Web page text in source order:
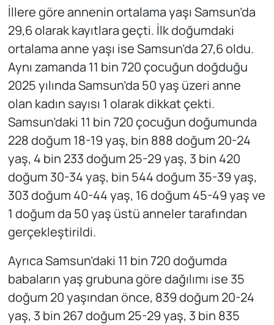
İllere göre annenin ortalama yaşı Samsun’da
29,6 olarak kayıtlara geçti. İlk doğumdaki
ortalama anne yaşı ise Samsun’da 27,6 oldu.
Aynı zamanda 11 bin 720 çocuğun doğduğu
2025 yılında Samsun’da 50 yaş üzeri anne
olan kadın sayısı 1 olarak dikkat çekti.
Samsun’daki 11 bin 720 çocuğun doğumunda
228 doğum 18-19 yaş, bin 888 doğum 20-24
yaş, 4 bin 233 doğum 25-29 yaş, 3 bin 420
doğum 30-34 yaş, bin 544 doğum 35-39 yaş,
303 doğum 40-44 yaş, 16 doğum 45-49 yaş ve
1 doğum da 50 yaş üstü anneler tarafından
gerçekleştirildi.
Ayrıca Samsun’daki 11 bin 720 doğumda
babaların yaş grubuna göre dağılımı ise 35
doğum 20 yaşından önce, 839 doğum 20-24
yaş, 3 bin 267 doğum 25-29 yaş, 3 bin 835